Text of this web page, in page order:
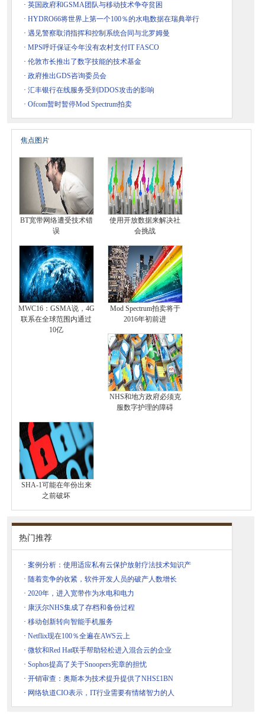
· 英国政府和GSMA团队与移动技术争夺贫困
· HYDRO66将世界上第一个100％的水电数据在瑞典举行
· 遇见警察取消指挥和控制系统合同与北罗姆曼
· MPS呼吁保证今年没有农村支付IT FASCO
· 伦敦市长推出了数字技能的技术基金
· 政府推出GDS咨询委员会
· 汇丰银行在线服务受到DDOS攻击的影响
· Ofcom暂时暂停Mod Spectrum拍卖
焦点图片
BT宽带网络遭受技术错
误
使用开放数据来解决社
会挑战
MWC16：GSMA说，4G
联系在全球范围内通过
10亿
Mod Spectrum拍卖将于
2016年初前进
NHS和地方政府必须克
服数字护理的障碍
SHA-1可能在年份出来
之前破坏
热门推荐
· 案例分析：使用适应私有云保护放射疗法技术知识产
· 随着竞争的收紧，软件开发人员的破产人数增长
· 2020年，进入宽带作为水电和电力
· 康沃尔NHS集成了存档和备份过程
· 移动创新转向智能手机服务
· Netflix现在100％全遍在AWS云上
· 微软和Red Hat联手帮助轻松进入混合云的企业
· Sophos提高了关于Snoopers宪章的担忧
· 开销审查：奥斯本为技术提升提供了NHS£1BN
· 网络轨道CIO表示，IT行业需要有情绪智力的人